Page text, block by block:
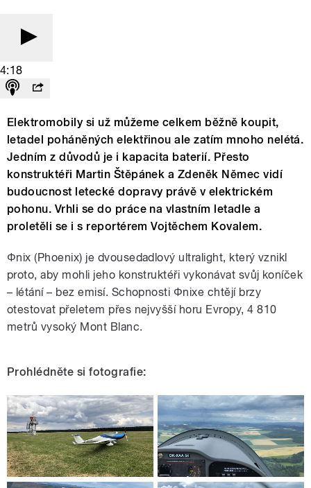
4:18
Elektromobily si už můžeme celkem běžně koupit,
letadel poháněných elektřinou ale zatím mnoho nelétá.
Jedním z důvodů je i kapacita baterií. Přesto
konstruktéři Martin Štěpánek a Zdeněk Němec vidí
budoucnost letecké dopravy právě v elektrickém
pohonu. Vrhli se do práce na vlastním letadle a
proletěli se i s reportérem Vojtěchem Kovalem.
Φnix (Phoenix) je dvousedadlový ultralight, který vznikl
proto, aby mohli jeho konstruktéři vykonávat svůj koníček
– létání – bez emisí. Schopnosti Φnixe chtějí brzy
otestovat přeletem přes nejvyšší horu Evropy, 4 810
metrů vysoký Mont Blanc.
Prohlédněte si fotografie: